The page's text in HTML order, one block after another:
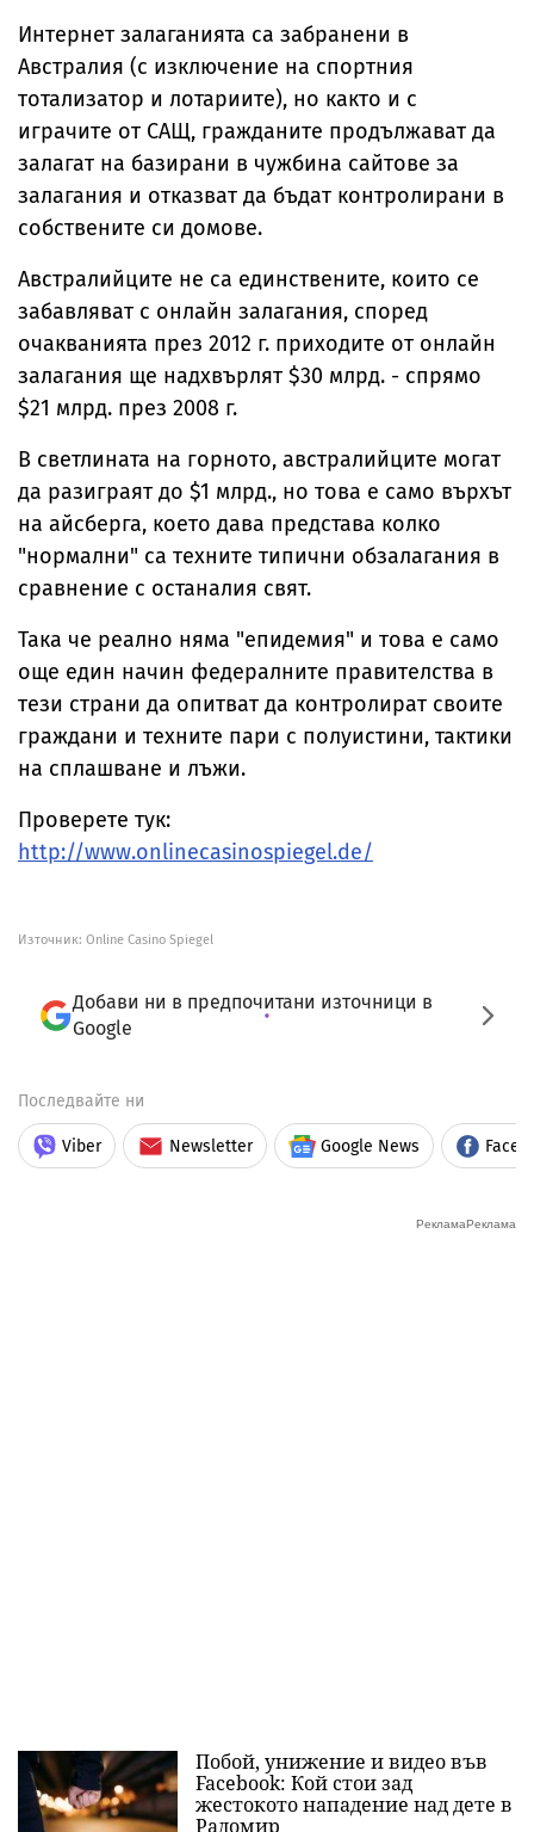
Интернет залаганията са забранени в
Австралия (с изключение на спортния
тотализатор и лотариите), но както и с
играчите от САЩ, гражданите продължават да
залагат на базирани в чужбина сайтове за
залагания и отказват да бъдат контролирани в
собствените си домове.
Австралийците не са единствените, които се
забавляват с онлайн залагания, според
очакванията през 2012 г. приходите от онлайн
залагания ще надхвърлят $30 млрд. - спрямо
$21 млрд. през 2008 г.
В светлината на горното, австралийците могат
да разиграят до $1 млрд., но това е само върхът
на айсберга, което дава представа колко
"нормални" са техните типични обзалагания в
сравнение с останалия свят.
Така че реално няма "епидемия" и това е само
още един начин федералните правителства в
тези страни да опитват да контролират своите
граждани и техните пари с полуистини, тактики
на сплашване и лъжи.
Проверете тук:
http://www.onlinecasinospiegel.de/
Източник: Online Casino Spiegel
Добави ни в предпочитани източници в
Google
Последвайте ни
Viber Newsletter Google News
Побой, унижение и видео във
Facebook: Кой стои зад
жестокото нападение над дете в
Радомир